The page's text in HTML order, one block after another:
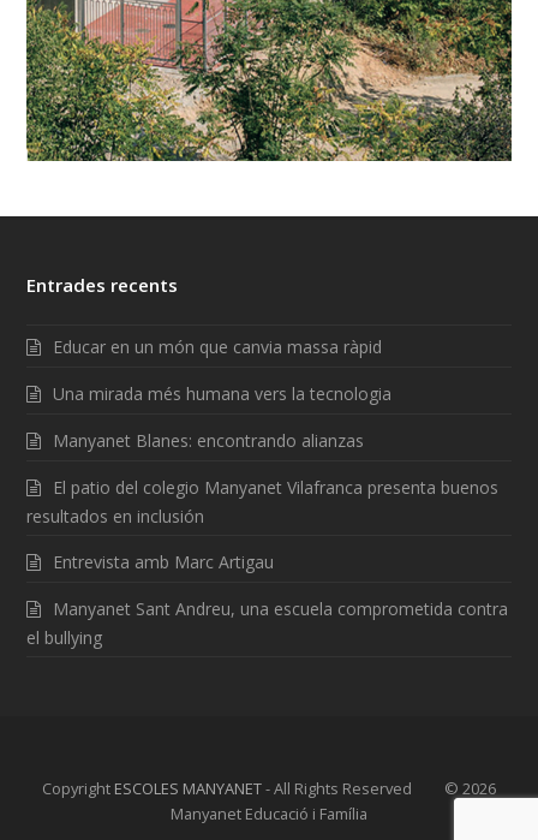
Entrades recents
Educar en un món que canvia massa ràpid
Una mirada més humana vers la tecnologia
Manyanet Blanes: encontrando alianzas
El patio del colegio Manyanet Vilafranca presenta buenos
resultados en inclusión
Entrevista amb Marc Artigau
Manyanet Sant Andreu, una escuela comprometida contra
el bullying
Copyright ESCOLES MANYANET- All Rights Reserved © 2026
Manyanet Educació i Família